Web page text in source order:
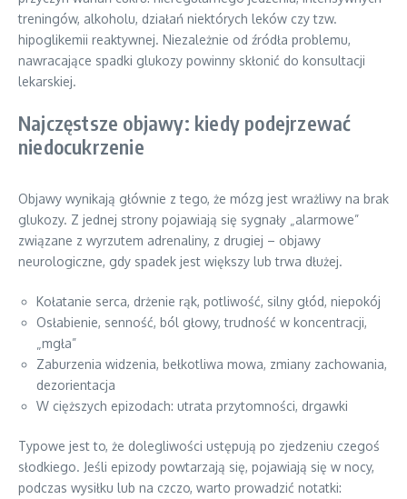
treningów, alkoholu, działań niektórych leków czy tzw.
hipoglikemii reaktywnej. Niezależnie od źródła problemu,
nawracające spadki glukozy powinny skłonić do konsultacji
lekarskiej.
Najczęstsze objawy: kiedy podejrzewać
niedocukrzenie
Objawy wynikają głównie z tego, że mózg jest wrażliwy na brak
glukozy. Z jednej strony pojawiają się sygnały „alarmowe”
związane z wyrzutem adrenaliny, z drugiej – objawy
neurologiczne, gdy spadek jest większy lub trwa dłużej.
Kołatanie serca, drżenie rąk, potliwość, silny głód, niepokój
Osłabienie, senność, ból głowy, trudność w koncentracji,
„mgła”
Zaburzenia widzenia, bełkotliwa mowa, zmiany zachowania,
dezorientacja
W cięższych epizodach: utrata przytomności, drgawki
Typowe jest to, że dolegliwości ustępują po zjedzeniu czegoś
słodkiego. Jeśli epizody powtarzają się, pojawiają się w nocy,
podczas wysiłku lub na czczo, warto prowadzić notatki: